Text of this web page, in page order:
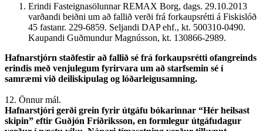
Erindi Fasteignasölunnar REMAX Borg, dags. 29.10.2013
varðandi beiðni um að fallið verði frá forkaupsrétti á Fiskislóð
45 fastanr. 229-6859. Seljandi DAP ehf., kt. 500310-0490.
Kaupandi Guðmundur Magnússon, kt. 130866-2989.
Hafnarstjórn staðfestir að fallið sé frá forkaupsrétti ofangreinds
erindis með venjulegum fyrirvara um að starfsemin sé í
samræmi við deili­skipulag og lóðarleigusamning.
12. Önnur mál.
Hafnarstjóri gerði grein fyrir útgáfu bókarinnar “Hér heilsast
skipin” eftir Guðjón Friðriksson, en formlegur útgáfudagur